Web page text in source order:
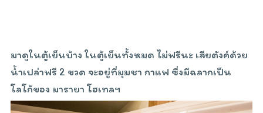
มาดูในตู้เย็นบ้าง ในตู้เย็นทั้งหมด ไม่ฟรีนะ เสียตังค์ด้วย
น้ำเปล่าฟรี 2 ขวด จะอยู่ที่มุมชา กาแฟ ซึ่งมีฉลากเป็น
โลโก้ของ มารายา โฮเทลฯ